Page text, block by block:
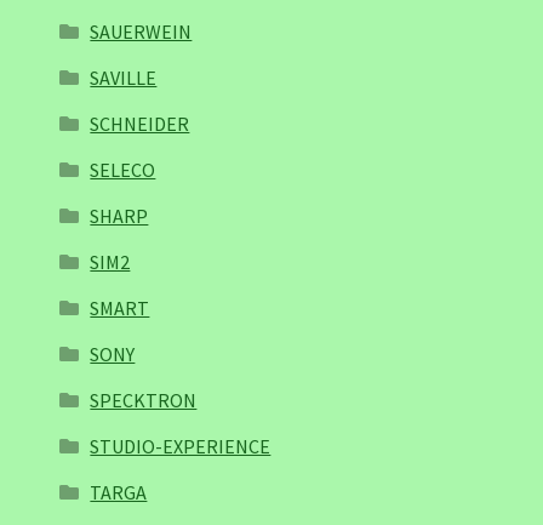
SAUERWEIN
SAVILLE
SCHNEIDER
SELECO
SHARP
SIM2
SMART
SONY
SPECKTRON
STUDIO-EXPERIENCE
TARGA